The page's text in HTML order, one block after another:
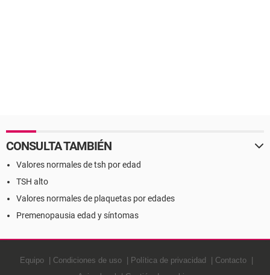
CONSULTA TAMBIÉN
Valores normales de tsh por edad
TSH alto
Valores normales de plaquetas por edades
Premenopausia edad y síntomas
Equipo Condiciones de uso Política de privacidad
Contacto